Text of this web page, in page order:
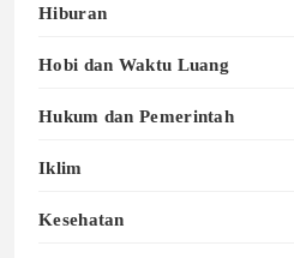
Hiburan
Hobi dan Waktu Luang
Hukum dan Pemerintah
Iklim
Kesehatan